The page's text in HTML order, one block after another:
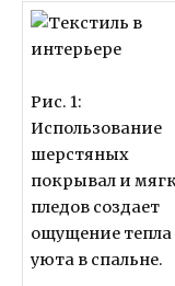
Рис. 1:
Использование
шерстяных
покрывал и
пледов создает
ощущение тепла
уюта в спальне.